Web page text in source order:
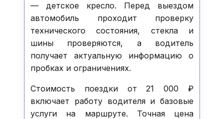
— детское кресло. Перед выездом
автомобиль проходит проверку
технического состояния, стекла и
шины проверяются, а водитель
получает актуальную информацию о
пробках и ограничениях.
Стоимость поездки от 21 000 ₽
включает работу водителя и базовые
услуги на маршруте. Точная цена